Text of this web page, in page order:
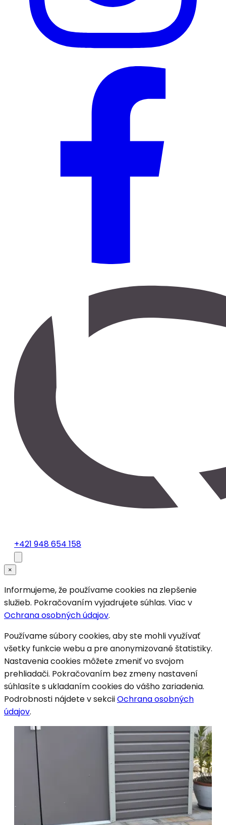
+421 948 654 158
×
Informujeme, že používame cookies na zlepšenie
služieb. Pokračovaním vyjadrujete súhlas. Viac v
Ochrana osobných údajov.
Používame súbory cookies, aby ste mohli využívať
všetky funkcie webu a pre anonymizované štatistiky.
Nastavenia cookies môžete zmeniť vo svojom
prehliadači. Pokračovaním bez zmeny nastavení
súhlasíte s ukladaním cookies do vášho zariadenia.
Podrobnosti nájdete v sekciiOchrana osobných
údajov.